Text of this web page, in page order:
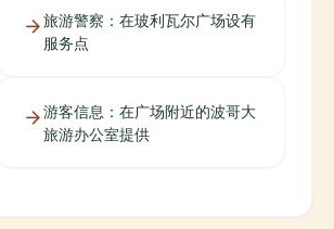
旅游警察：在玻利瓦尔广场设有
服务点
游客信息：在广场附近的波哥大
旅游办公室提供